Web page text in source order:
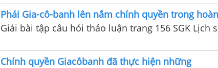
Phái Gia-cô-banh lên nắm chính quyền trong
Giải bài tập câu hỏi thảo luận trang 156 SGK Lịch
Chính quyền Giacôbanh đã thực hiện những